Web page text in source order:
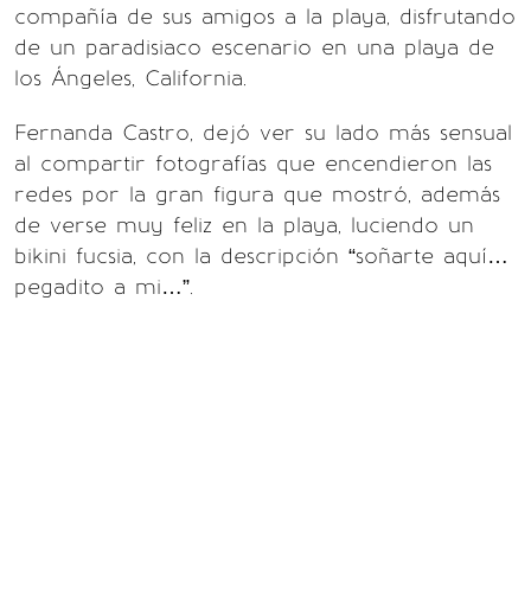
compañía de sus amigos a la playa, disfrutando
de un paradisiaco escenario en una playa de
los Ángeles, California.
Fernanda Castro, dejó ver su lado más sensual
al compartir fotografías que encendieron las
redes por la gran figura que mostró, además
de verse muy feliz en la playa, luciendo un
bikini fucsia, con la descripción “soñarte aquí…
pegadito a mi…”.